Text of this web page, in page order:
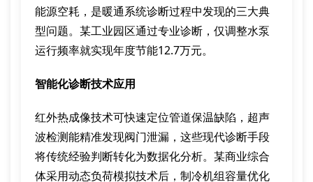
能源空耗，是暖通系统诊断过程中发现的三大典
型问题。某工业园区通过专业诊断，仅调整水泵
运行频率就实现年度节能12.7万元。
智能化诊断技术应用
红外热成像技术可快速定位管道保温缺陷，超声
波检测能精准发现阀门泄漏，这些现代诊断手段
将传统经验判断转化为数据化分析。某商业综合
体采用动态负荷模拟技术后，制冷机组容量优化